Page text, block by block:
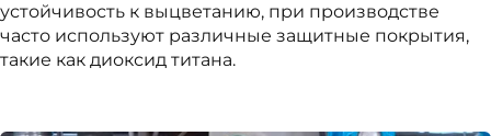
устойчивость к выцветанию, при производстве
часто используют различные защитные покрытия,
такие как диоксид титана.